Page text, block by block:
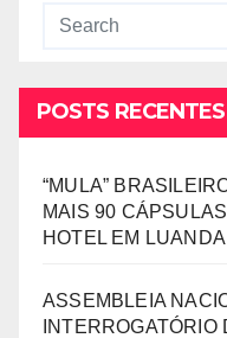
POSTS RECENTES
“MULA”
MAIS 90
HOTEL EM LUANDA
ASSEMBLEIA